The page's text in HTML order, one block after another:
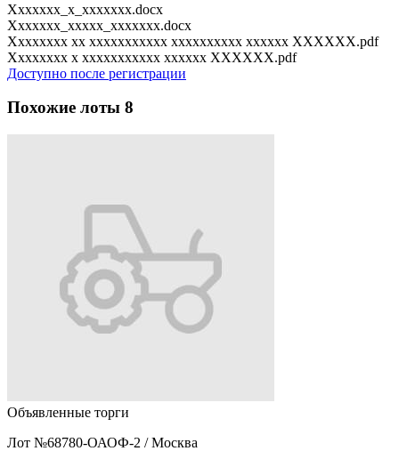
Xxxxxxx_x_xxxxxxx.docx
Xxxxxxx_xxxxx_xxxxxxx.docx
Xxxxxxxx xx xxxxxxxxxxx xxxxxxxxxx xxxxxx XXXXXX.pdf
Xxxxxxxx x xxxxxxxxxxx xxxxxx XXXXXX.pdf
Доступно после регистрации
Похожие лоты 8
Объявленные торги
Лот №68780-ОАОФ-2 / Москва